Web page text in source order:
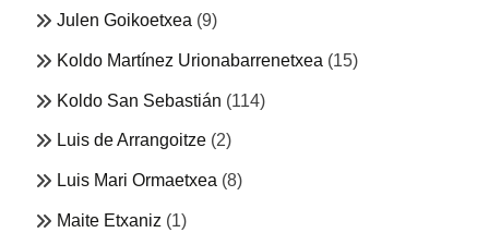
Julen Goikoetxea (9)
Koldo Martínez Urionabarrenetxea (15)
Koldo San Sebastián (114)
Luis de Arrangoitze (2)
Luis Mari Ormaetxea (8)
Maite Etxaniz (1)